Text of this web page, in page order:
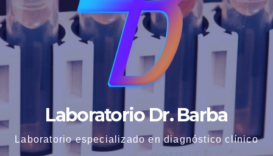
Laboratorio Dr. Barba
Laboratorio especializado en diagnóstico clínico